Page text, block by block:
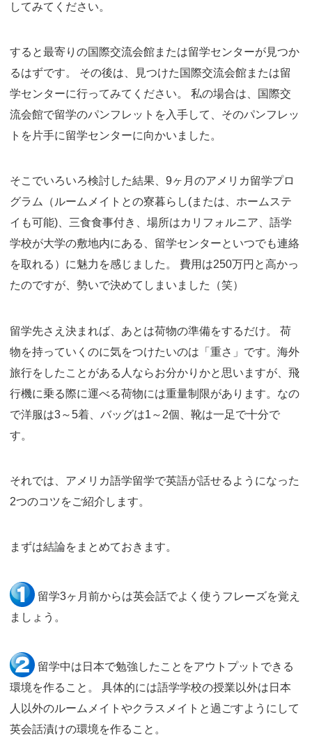
してみてください。
すると最寄りの国際交流会館または留学センターが見つか
るはずです。 その後は、見つけた国際交流会館または留
学センターに行ってみてください。 私の場合は、国際交
流会館で留学のパンフレットを入手して、そのパンフレッ
トを片手に留学センターに向かいました。
そこでいろいろ検討した結果、9ヶ月のアメリカ留学プロ
グラム（ルームメイトとの寮暮らし(または、ホームステ
イも可能)、三食食事付き、場所はカリフォルニア、語学
学校が大学の敷地内にある、留学センターといつでも連絡
を取れる）に魅力を感じました。 費用は250万円と高かっ
たのですが、勢いで決めてしまいました（笑）
留学先さえ決まれば、あとは荷物の準備をするだけ。 荷
物を持っていくのに気をつけたいのは「重さ」です。海外
旅行をしたことがある人ならお分かりかと思いますが、飛
行機に乗る際に運べる荷物には重量制限があります。なの
で洋服は3～5着、バッグは1～2個、靴は一足で十分で
す。
それでは、アメリカ語学留学で英語が話せるようになった
2つのコツをご紹介します。
まずは結論をまとめておきます。
留学3ヶ月前からは英会話でよく使うフレーズを覚え
ましょう。
留学中は日本で勉強したことをアウトプットできる
環境を作ること。 具体的には語学学校の授業以外は日本
人以外のルームメイトやクラスメイトと過ごすようにして
英会話漬けの環境を作ること。